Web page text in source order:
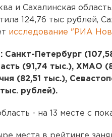
и Сахалинская
124,76 тыс рублей,
исследование "РИА
Санкт-Петербург
(91,74 тыс.), ХМАО
(82,51 тыс.),
рублей).
- на 13 месте с